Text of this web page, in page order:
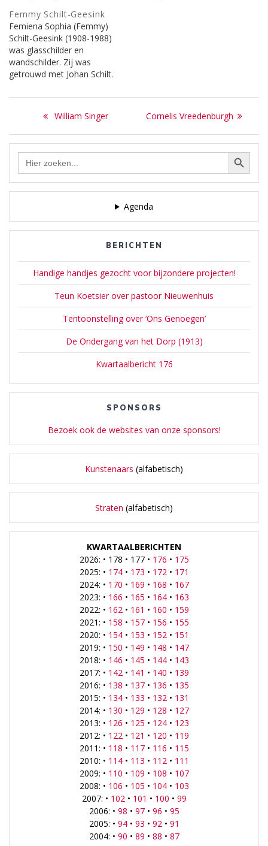
werkte. Marte werd
beeldhouwster. Ze woont
nu in Groningen. Van haar
kennen we o.a. het gouden
geitjesmonument aan de
Smeekweg. Het spontaan
Femmy Schilt-Geesink
Femiena Sophia (Femmy)
Schilt-Geesink (1908-1988)
was glasschilder en
wandschilder. Zij was
getrouwd met Johan Schilt.
| De Valk Lexicon | RKD
en onderstaande berichten
op deze site.
Bericht
navigatie
Previous
William Singer
Next
Cornelis Vreedenburgh
Zoek Zoekknop
Agenda
BERICHTEN
Handige handjes gezocht voor bijzondere projecten!
Teun Koetsier over pastoor Nieuwenhuis
Tentoonstelling over ‘Ons Genoegen’
De Ondergang van het Dorp (1913)
Kwartaalbericht 176
SPONSORS
Bezoek ook de websites van onze sponsors!
Kunstenaars (alfabetisch)
Straten (alfabetisch)
KWARTAALBERICHTEN
2026: • 178 • 177 • 176 • 175
2025: • 174• 173 • 172• 171
2024: • 170 • 169 • 168 • 167
2023: • 166 • 165 • 164• 163
2022: • 162• 161 • 160 • 159
2021: • 158 • 157• 156 • 155
2020: • 154• 153 • 152• 151
2019: • 150 • 149 • 148 • 147
2018: • 146 • 145 • 144• 143
2017: • 142• 141 • 140 • 139
2016: • 138 • 137• 136 • 135
2015: • 134• 133 • 132• 131
2014: • 130 • 129 • 128 • 127
2013: • 126 • 125 • 124• 123
2012: • 122• 121 • 120 • 119
2011: • 118 • 117• 116 • 115
2010: • 114• 113 • 112• 111
2009: • 110 • 109 • 108 • 107
2008: • 106 • 105 • 104• 103
2007: • 102• 101 • 100 • 99
2006: • 98 • 97• 96 • 95
2005: • 94• 93 • 92• 91
2004: • 90 • 89 • 88 • 87